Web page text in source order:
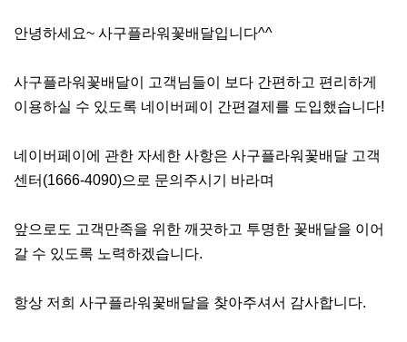
안녕하세요~ 사구플라워꽃배달입니다^^
사구플라워꽃배달이 고객님들이 보다 간편하고 편리하게
이용하실 수 있도록 네이버페이 간편결제를 도입했습니다!
네이버페이에 관한 자세한 사항은 사구플라워꽃배달 고객
센터(1666-4090)으로 문의주시기 바라며
앞으로도 고객만족을 위한 깨끗하고 투명한 꽃배달을 이어
갈 수 있도록 노력하겠습니다.
항상 저희 사구플라워꽃배달을 찾아주셔서 감사합니다.